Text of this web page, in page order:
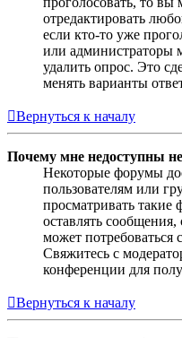
отредактировать
если кто-то уже
или администраторы
удалить опрос. Это
менять варианты
Вернуться к началу
Почему мне недоступны
Некоторые форумы
пользователям или
просматривать такие
оставлять
может потребоваться
Свяжитесь с
конференции для
Вернуться к началу